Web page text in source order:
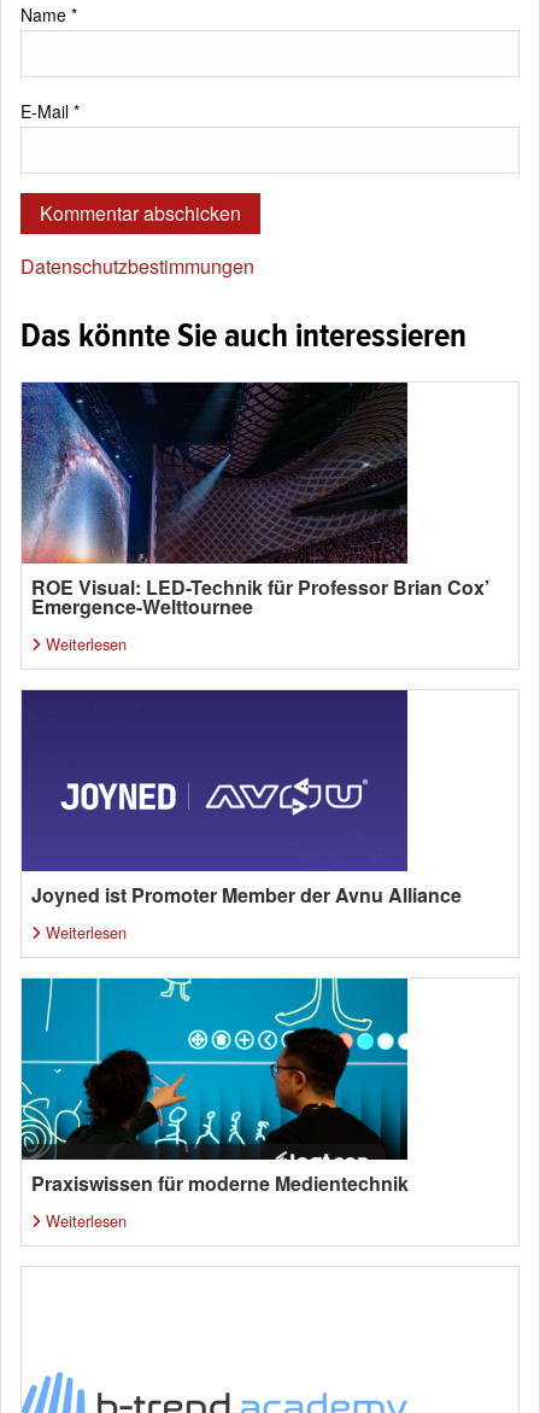
Name *
E-Mail *
Datenschutzbestimmungen
Das könnte Sie auch interessieren
ROE Visual: LED-Technik für Professor Brian Cox’
Emergence-Welttournee
Weiterlesen
Joyned ist Promoter Member der Avnu Alliance
Weiterlesen
Praxiswissen für moderne Medientechnik
Weiterlesen